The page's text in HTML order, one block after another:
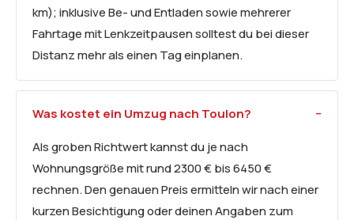
km); inklusive Be- und Entladen sowie mehrerer
Fahrtage mit Lenkzeitpausen solltest du bei dieser
Distanz mehr als einen Tag einplanen.
Was kostet ein Umzug nach Toulon?
Als groben Richtwert kannst du je nach
Wohnungsgröße mit rund 2300 € bis 6450 €
rechnen. Den genauen Preis ermitteln wir nach einer
kurzen Besichtigung oder deinen Angaben zum